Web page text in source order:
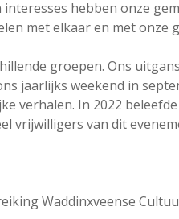
hebben onze
met elkaar en met onze
groepen. Ons
jaarlijks weekend in
verhalen. In 2022
vrijwilligers van dit
Waddinxveense